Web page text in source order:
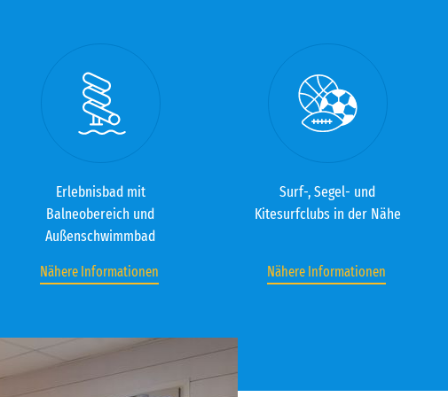
Erlebnisbad mit
Balneobereich und
Außenschwimmbad
Nähere Informationen
Surf-, Segel- und
Kitesurfclubs in der Nähe
Nähere Informationen